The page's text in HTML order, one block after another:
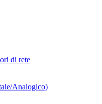
di rete
Analogico)